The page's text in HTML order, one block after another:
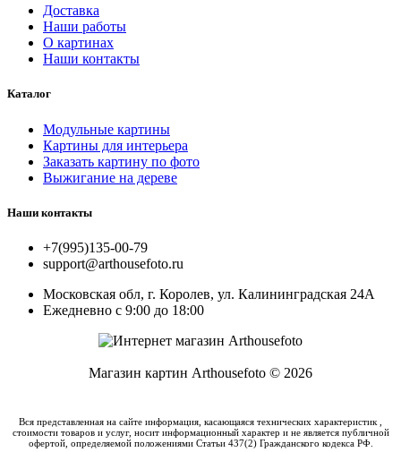
Доставка
Наши работы
О картинах
Наши контакты
Каталог
Модульные картины
Картины для интерьера
Заказать картину по фото
Выжигание на дереве
Наши контакты
+7(995)135-00-79
support@arthousefoto.ru
Московская обл, г. Королев, ул. Калининградская 24А
Ежедневно с 9:00 до 18:00
Магазин картин Arthousefoto © 2026
Вся представленная на сайте информация, касающаяся технических характеристик ,
стоимости товаров и услуг, носит информационный характер и не является публичной
офертой, определяемой положениями Статьи 437(2) Гражданского кодекса РФ.